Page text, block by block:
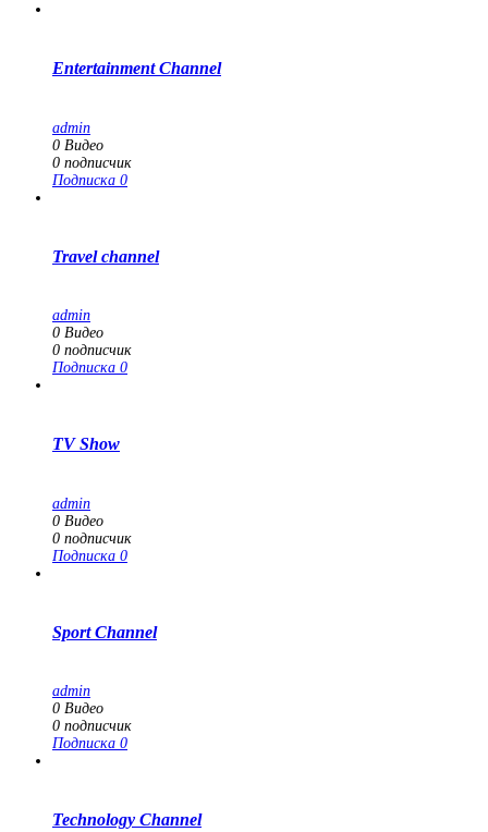
Entertainment Channel
admin
0 Видео
0 подписчик
Подписка 0
Travel channel
admin
0 Видео
0 подписчик
Подписка 0
TV Show
admin
0 Видео
0 подписчик
Подписка 0
Sport Channel
admin
0 Видео
0 подписчик
Подписка 0
Technology Channel